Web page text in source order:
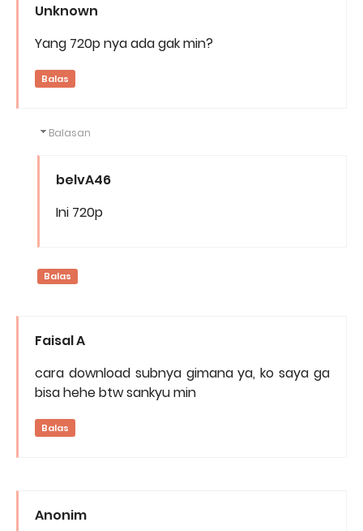
Unknown
Yang 720p nya ada gak min?
Balas
Balasan
belvA46
Ini 720p
Balas
Faisal A
cara download subnya gimana ya, ko saya ga
bisa hehe btw sankyu min
Balas
Anonim